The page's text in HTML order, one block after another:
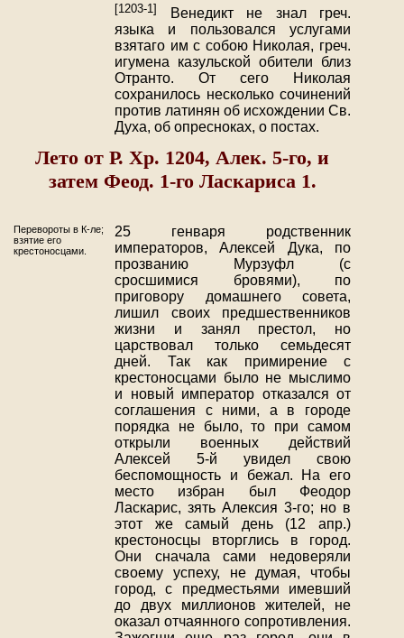
[1203-1]
Венедикт не знал греч.
языка и пользовался услугами
взятаго им с собою Николая, греч.
игумена казульской обители близ
Отранто. От сего Николая
сохранилось несколько сочинений
против латинян об исхождении Св.
Духа, об опресноках, о постах.
Лето от Р. Хр. 1204, Алек. 5-го, и
затем Феод. 1-го Ласкариса 1.
Перевороты в К-ле;
взятие его
крестоносцами.
25 генваря родственник
императоров, Алексей Дука, по
прозванию Мурзуфл (с
сросшимися бровями), по
приговору домашнего совета,
лишил своих предшественников
жизни и занял престол, но
царствовал только семьдесят
дней. Так как примирение с
крестоносцами было не мыслимо
и новый император отказался от
соглашения с ними, а в городе
порядка не было, то при самом
открыли военных действий
Алексей 5-й увидел свою
беспомощность и бежал. На его
место избран был Феодор
Ласкарис, зять Алексия 3-го; но в
этот же самый день (12 апр.)
крестоносцы вторглись в город.
Они сначала сами недоверяли
своему успеху, не думая, чтобы
город, с предместьями имевший
до двух миллионов жителей, не
оказал отчаянного сопротивления.